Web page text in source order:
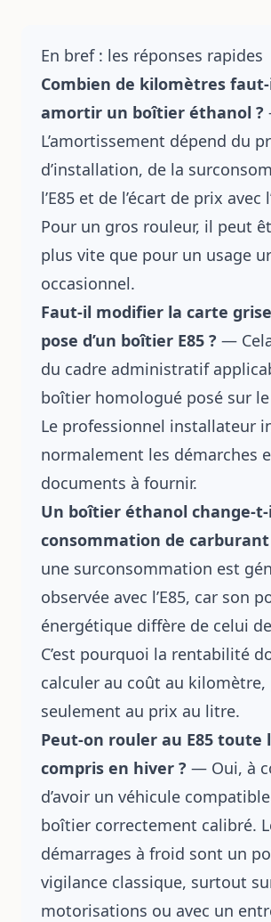
En bref : les réponses rapides
Combien de kilomètres
amortir un boîtier éthanol ?
L’amortissement dépend du
d’installation, de la
l’E85 et de l’écart de prix avec
Pour un gros rouleur, il peut
plus vite que pour un usage
occasionnel.
Faut-il modifier la carte
pose d’un boîtier E85 ? —
du cadre administratif
boîtier homologué posé sur
Le professionnel installateur
normalement les démarches
documents à fournir.
Un boîtier éthanol change-
consommation de carburant
une surconsommation est
observée avec l’E85, car son
énergétique diffère de celui de
C’est pourquoi la rentabilité
calculer au coût au kilomètre,
seulement au prix au litre.
Peut-on rouler au E85 toute
compris en hiver ? — Oui, à
d’avoir un véhicule
boîtier correctement calibré.
démarrages à froid sont un
vigilance classique, surtout
motorisations ou avec un